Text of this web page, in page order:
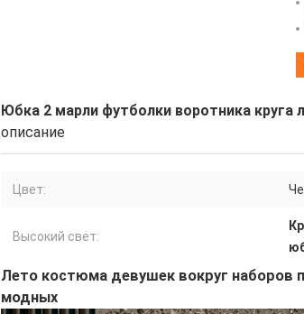
Юбка 2 марли футболки воротника
описание
Цвет:
Высокий свет:
Лето костюма девушек вокруг наборов
модных